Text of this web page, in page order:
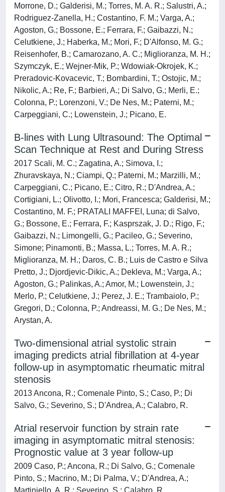
Morrone, D.; Galderisi, M.; Torres, M. A. R.; Salustri, A.;
Rodriguez-Zanella, H.; Costantino, F. M.; Varga, A.;
Agoston, G.; Bossone, E.; Ferrara, F.; Gaibazzi, N.;
Celutkiene, J.; Haberka, M.; Mori, F.; D'Alfonso, M. G.;
Reisenhofer, B.; Camarozano, A. C.; Miglioranza, M. H.;
Szymczyk, E.; Wejner-Mik, P.; Wdowiak-Okrojek, K.;
Preradovic-Kovacevic, T.; Bombardini, T.; Ostojic, M.;
Nikolic, A.; Re, F.; Barbieri, A.; Di Salvo, G.; Merli, E.;
Colonna, P.; Lorenzoni, V.; De Nes, M.; Paterni, M.;
Carpeggiani, C.; Lowenstein, J.; Picano, E.
B-lines with Lung Ultrasound: The Optimal
Scan Technique at Rest and During Stress
2017 Scali, M. C.; Zagatina, A.; Simova, I.;
Zhuravskaya, N.; Ciampi, Q.; Paterni, M.; Marzilli, M.;
Carpeggiani, C.; Picano, E.; Citro, R.; D'Andrea, A.;
Cortigiani, L.; Olivotto, I.; Mori, Francesca; Galderisi, M.;
Costantino, M. F.; PRATALI MAFFEI, Luna; di Salvo,
G.; Bossone, E.; Ferrara, F.; Kasprszak, J. D.; Rigo, F.;
Gaibazzi, N.; Limongelli, G.; Pacileo, G.; Severino,
Simone; Pinamonti, B.; Massa, L.; Torres, M. A. R.;
Miglioranza, M. H.; Daros, C. B.; Luis de Castro e Silva
Pretto, J.; Djordjevic-Dikic, A.; Dekleva, M.; Varga, A.;
Agoston, G.; Palinkas, A.; Amor, M.; Lowenstein, J.;
Merlo, P.; Celutkiene, J.; Perez, J. E.; Trambaiolo, P.;
Gregori, D.; Colonna, P.; Andreassi, M. G.; De Nes, M.;
Arystan, A.
Two-dimensional atrial systolic strain
imaging predicts atrial fibrillation at 4-year
follow-up in asymptomatic rheumatic mitral
stenosis
2013 Ancona, R.; Comenale Pinto, S.; Caso, P.; Di
Salvo, G.; Severino, S.; D'Andrea, A.; Calabro, R.
Atrial reservoir function by strain rate
imaging in asymptomatic mitral stenosis:
Prognostic value at 3 year follow-up
2009 Caso, P.; Ancona, R.; Di Salvo, G.; Comenale
Pinto, S.; Macrino, M.; Di Palma, V.; D'Andrea, A.;
Martiniello, A. R.; Severino, S.; Calabro, R.